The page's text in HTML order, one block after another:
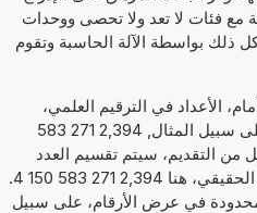
مع فئات لا تعد ولا تحصى ووحدات
ذلك بواسطة الآلة الحاسبة وتقوم
الأعداد في الترقيم العلمي،
ستظهر الإجابة كأسية. على سبيل المثال, 2,394 271 583
من التقديم، سيتم تقسيم العدد
إلى أس، إليك 21, والعدد الحقيقي، هنا 2,394 271 583 150 4.
في عرض الأرقام، على سبيل